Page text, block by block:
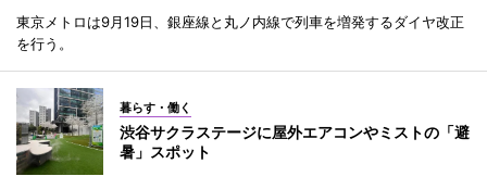
東京メトロは9月19日、銀座線と丸ノ内線で列車を増発するダイヤ改正
を行う。
暮らす・働く
渋谷サクラステージに屋外エアコンやミストの「避
暑」スポット